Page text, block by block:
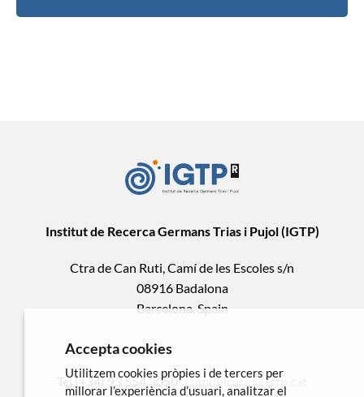
Institut de Recerca Germans Trias i Pujol (IGTP)
Ctra de Can Ruti, Camí de les Escoles s/n
08916 Badalona
Barcelona, Spain
Tel.(+34) 93 554 3050 .comunicacio@igtp.cat
Accepta cookies
Utilitzem cookies pròpies i de tercers per
millorar l’experiència d’usuari, analitzar el